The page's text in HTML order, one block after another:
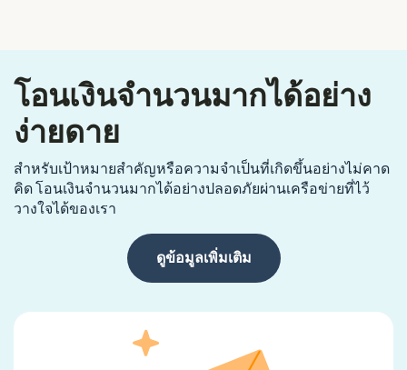
โอนเงินจำนวนมากได้อย่าง
ง่ายดาย
สำหรับเป้าหมายสำคัญหรือความจำเป็นที่เกิดขึ้นอย่างไม่คาด
คิด โอนเงินจำนวนมากได้อย่างปลอดภัยผ่านเครือข่ายที่ไว้
วางใจได้ของเรา
ดูข้อมูลเพิ่มเติม